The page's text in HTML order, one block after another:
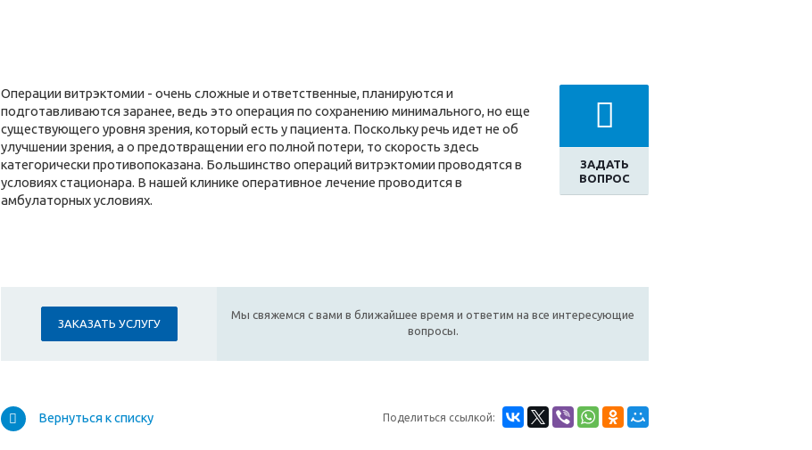
ЗАДАТЬ
ВОПРОС
Операции витрэктомии - очень сложные и ответственные, планируются и
подготавливаются заранее, ведь это операция по сохранению минимального, но еще
существующего уровня зрения, который есть у пациента. Поскольку речь идет не об
улучшении зрения, а о предотвращении его полной потери, то скорость здесь
категорически противопоказана. Большинство операций витрэктомии проводятся в
условиях стационара. В нашей клинике оперативное лечение проводится в
амбулаторных условиях.
ЗАКАЗАТЬ УСЛУГУ
Мы свяжемся с вами в ближайшее время и ответим на все интересующие
вопросы.
Поделиться ссылкой:
Вернуться к списку